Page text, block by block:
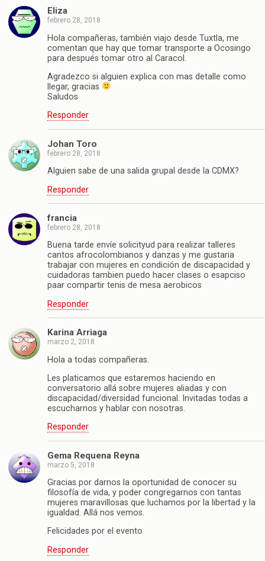
Eliza
febrero 28, 2018
Hola compañeras, también viajo desde Tuxtla, me
comentan que hay que tomar transporte a Ocosingo
para después tomar otro al Caracol.
Agradezco si alguien explica con mas detalle como
llegar, gracias
Saludos
Responder
Johan Toro
febrero 28, 2018
Alguien sabe de una salida grupal desde la CDMX?
Responder
francia
febrero 28, 2018
Buena tarde envíe solicityud para realizar talleres
cantos afrocolombianos y danzas y me gustaria
trabajar con mujeres en condición de discapacidad y
cuidadoras tambien puedo hacer clases o esapciso
paar compartir tenis de mesa aerobicos
Responder
Karina Arriaga
marzo 2, 2018
Hola a todas compañeras.
Les platicamos que estaremos haciendo en
conversatorio allá sobre mujeres aliadas y con
discapacidad/diversidad funcional. Invitadas todas a
escucharnos y hablar con nosotras.
Responder
Gema Requena Reyna
marzo 5, 2018
Gracias por darnos la oportunidad de conocer su
filosofía de vida, y poder congregarnos con tantas
mujeres maravillosas que luchamos por la libertad y la
igualdad. Allá nos vemos.
Felicidades por el evento
Responder